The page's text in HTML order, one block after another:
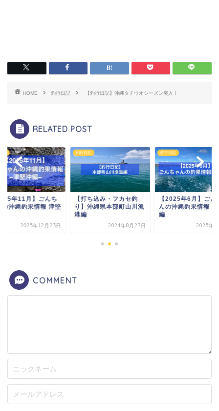
HOME 釣行日記 【釣行日記】沖縄タチウオシーズン突入！
RELATED POST
年11月】ごんち
の沖縄釣果情報 津堅
2025年12月23日
釣行日記
【打ち込み・フカセ釣
り】沖縄県本部町山川漁
港編
2024年8月27日
釣行日記
【2025年6月】ごん
んの沖縄釣果情報
編
2025年7
COMMENT